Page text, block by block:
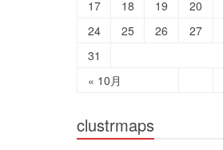
« 10月
17 18 19 20
24
25 26 27
31
clustrmaps